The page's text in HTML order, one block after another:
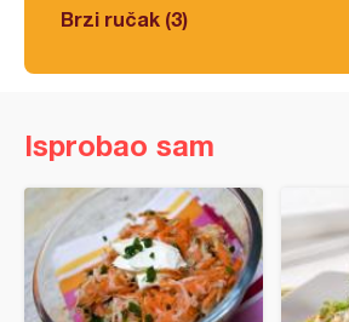
Brzi ručak (3)
Isprobao sam